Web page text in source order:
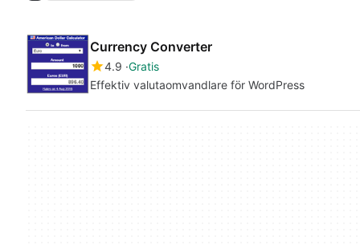
Currency Converter
4.9 Gratis
Effektiv valutaomvandlare för WordPress